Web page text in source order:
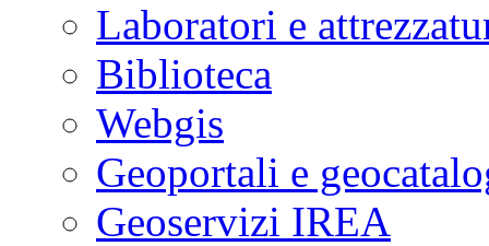
Laboratori e
Biblioteca
Webgis
Geoportali e
Geoservizi IREA